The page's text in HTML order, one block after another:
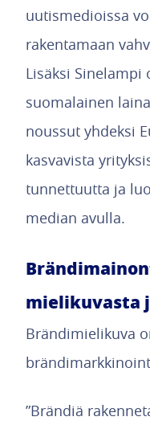
uutismedioissa
rakentamaan
Lisäksi Sinelampi
suomalainen
noussut yhdeksi
kasvavista
tunnettuutta ja
median avulla.
mielikuvasta
Brändimielikuva
”Brändiä